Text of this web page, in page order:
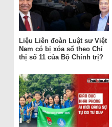
Liệu Liên đoàn Luật sư Việt
Nam có bị xóa sổ theo Chỉ
thị số 11 của Bộ Chính trị?